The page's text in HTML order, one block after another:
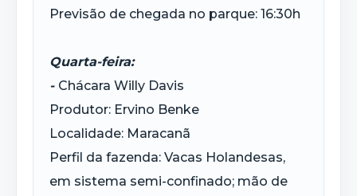
Previsão de chegada no parque: 16:30h
Quarta-feira:
- Chácara Willy Davis
Produtor: Ervino Benke
Localidade: Maracanã
Perfil da fazenda: Vacas Holandesas,
em sistema semi-confinado; mão de